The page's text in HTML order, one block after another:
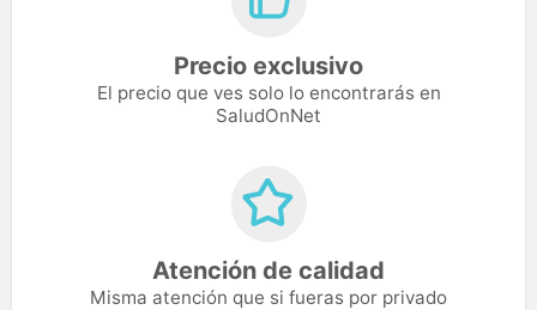
Precio exclusivo
El precio que ves solo lo encontrarás en
SaludOnNet
Atención de calidad
Misma atención que si fueras por privado